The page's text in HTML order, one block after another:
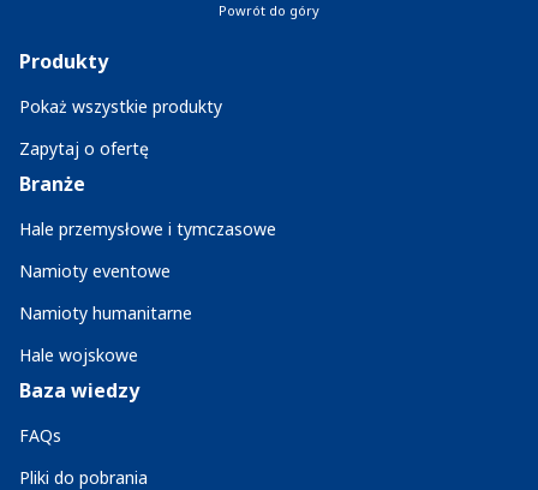
Powrót do góry
Produkty
Pokaż wszystkie produkty
Zapytaj o ofertę
Branże
Hale przemysłowe i tymczasowe
Namioty eventowe
Namioty humanitarne
Hale wojskowe
Baza wiedzy
FAQs
Pliki do pobrania